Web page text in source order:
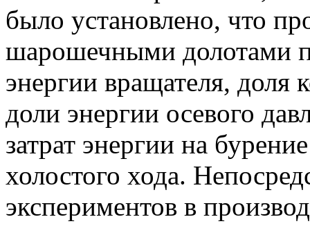
было установлено, что
шарошечными долотами
энергии вращателя, доля
доли энергии осевого
затрат энергии на
холостого хода.
экспериментов в